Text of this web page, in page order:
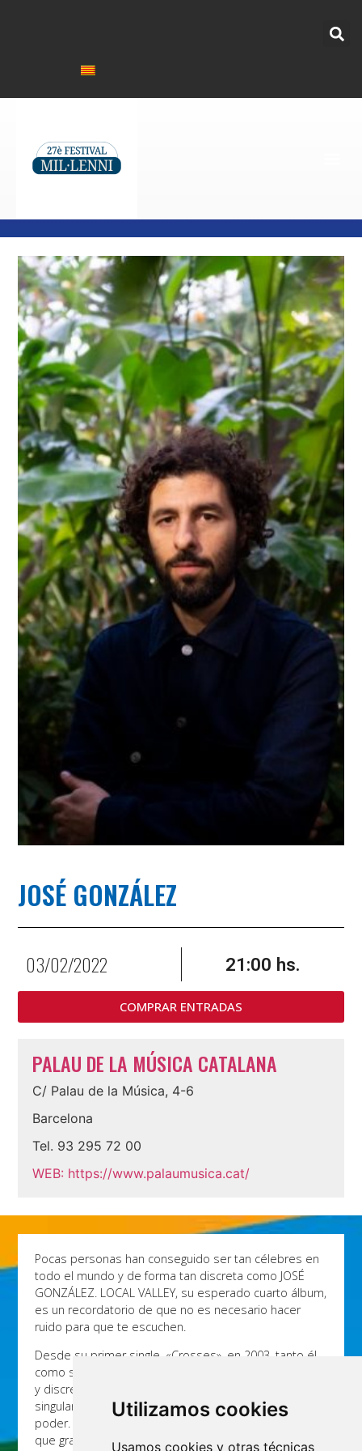
Utilizamos cookies
Usamos cookies y otras técnicas
JOSÉ GONZÁLEZ
03/02/2022 21:00 hs.
COMPRAR ENTRADAS
PALAU DE LA MÚSICA CATALANA
C/ Palau de la Música, 4-6
Barcelona
Tel. 93 295 72 00
WEB: https://www.palaumusica.cat/
Pocas personas han conseguido ser tan célebres en
todo el mundo y de forma tan discreta como JOSÉ
GONZÁLEZ. LOCAL VALLEY, su esperado cuarto álbum,
es un recordatorio de que no es necesario hacer
ruido para que te escuchen.
Desde su primer single, «Crosses», en 2003, tanto él
como su música han permanecido siempre tranquilos
y discretos. LOCAL VALLEY exhibe con calma su
singular capacidad de comunicar con tanta modestia y
poder. Comienza con «El Invento», la primera canción
que graba en español (la lengua materna de su